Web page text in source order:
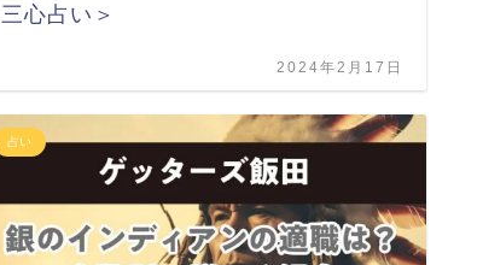
三心占い＞
2024年2月17日
占い